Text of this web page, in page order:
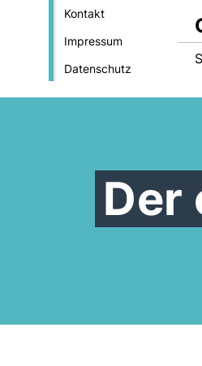
Kontakt
Impressum
Datenschutz
Der